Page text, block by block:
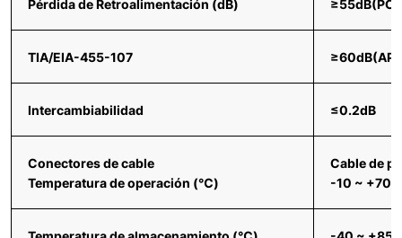
Pérdida de Retroalimentación (dB) ≥55dB(PC/
TIA/EIA-455-107
Intercambiabilidad ≤0.2dB
Conectores de cable
Temperatura de operación (℃)
Cable de
-10 ~ +70